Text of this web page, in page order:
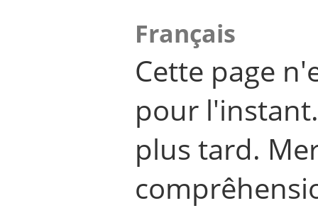
Français
Cette page
pour
plus tard.